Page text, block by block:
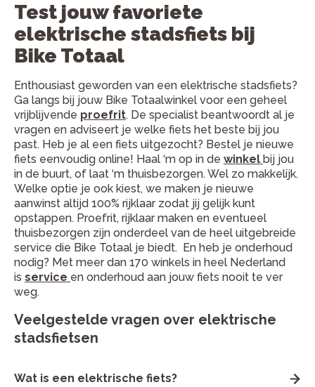
Test jouw favoriete
elektrische stadsfiets bij
Bike Totaal
Enthousiast geworden van een elektrische stadsfiets?
Ga langs bij jouw Bike Totaalwinkel voor een geheel
vrijblijvende proefrit. De specialist beantwoordt al je
vragen en adviseert je welke fiets het beste bij jou
past. Heb je al een fiets uitgezocht? Bestel je nieuwe
fiets eenvoudig online! Haal ‘m op in de winkel bij jou
in de buurt, of laat ‘m thuisbezorgen. Wel zo makkelijk.
Welke optie je ook kiest, we maken je nieuwe
aanwinst altijd 100% rijklaar zodat jij gelijk kunt
opstappen. Proefrit, rijklaar maken en eventueel
thuisbezorgen zijn onderdeel van de heel uitgebreide
service die Bike Totaal je biedt. En heb je onderhoud
nodig? Met meer dan 170 winkels in heel Nederland
is service en onderhoud aan jouw fiets nooit te ver
weg.
Veelgestelde vragen over elektrische
stadsfietsen
Wat is een elektrische fiets?